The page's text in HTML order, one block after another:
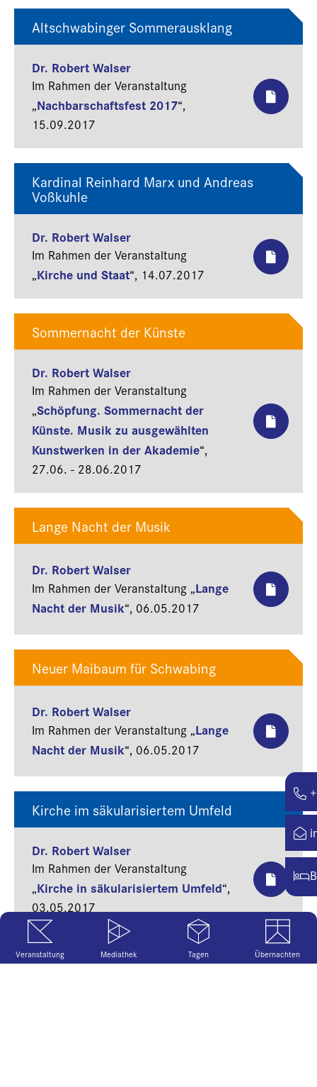
Altschwabinger Sommerausklang
Dr. Robert Walser
Im Rahmen der Veranstaltung
„Nachbarschaftsfest 2017“,
15.09.2017
Kardinal Reinhard Marx und Andreas
Voßkuhle
Dr. Robert Walser
Im Rahmen der Veranstaltung
„Kirche und Staat“, 14.07.2017
Sommernacht der Künste
Dr. Robert Walser
Im Rahmen der Veranstaltung
„Schöpfung. Sommernacht der
Künste. Musik zu ausgewählten
Kunstwerken in der Akademie“,
27.06. - 28.06.2017
Lange Nacht der Musik
Dr. Robert Walser
Im Rahmen der Veranstaltung „Lange
Nacht der Musik“, 06.05.2017
Neuer Maibaum für Schwabing
Dr. Robert Walser
Im Rahmen der Veranstaltung „Lange
Nacht der Musik“, 06.05.2017
Kirche im säkularisiertem Umfeld
Dr. Robert Walser
Im Rahmen der Veranstaltung
„Kirche in säkularisiertem Umfeld“,
03.05.2017
Nachdenken über das Internet
Veranstaltung Mediathek Tagen Übernachten